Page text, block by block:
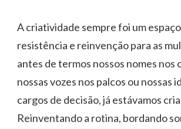
A criatividade sempre foi um
resistência e reinvenção para as
antes de termos nossos nomes nos
nossas vozes nos palcos ou nossas
cargos de decisão, já estávamos
Reinventando a rotina, bordando